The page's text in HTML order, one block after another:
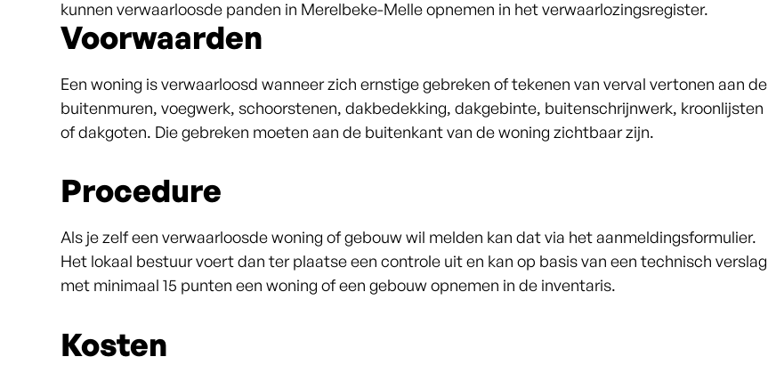
kunnen verwaarloosde panden in Merelbeke-Melle opnemen in het verwaarlozingsregister.
Voorwaarden
Een woning is verwaarloosd wanneer zich ernstige gebreken of tekenen van verval vertonen aan de
buitenmuren, voegwerk, schoorstenen, dakbedekking, dakgebinte, buitenschrijnwerk, kroonlijsten
of dakgoten. Die gebreken moeten aan de buitenkant van de woning zichtbaar zijn.
Procedure
Als je zelf een verwaarloosde woning of gebouw wil melden kan dat via het aanmeldingsformulier.
Het lokaal bestuur voert dan ter plaatse een controle uit en kan op basis van een technisch verslag
met minimaal 15 punten een woning of een gebouw opnemen in de inventaris.
Kosten